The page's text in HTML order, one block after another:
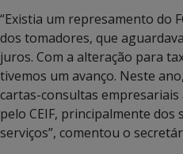
“Existia um represamento do
dos tomadores, que
juros. Com a alteração para
tivemos um avanço. Neste
cartas-consultas
pelo CEIF, principalmente dos
serviços”, comentou o